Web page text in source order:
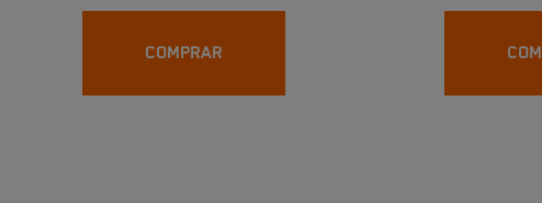
COMPRAR